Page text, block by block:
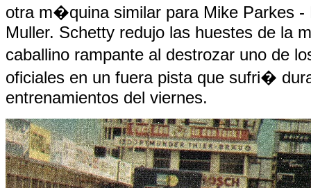
otra m�quina similar para Mike Parkes -
Muller. Schetty redujo las huestes de la
caballino rampante al destrozar uno de
oficiales en un fuera pista que sufri�
entrenamientos del viernes.